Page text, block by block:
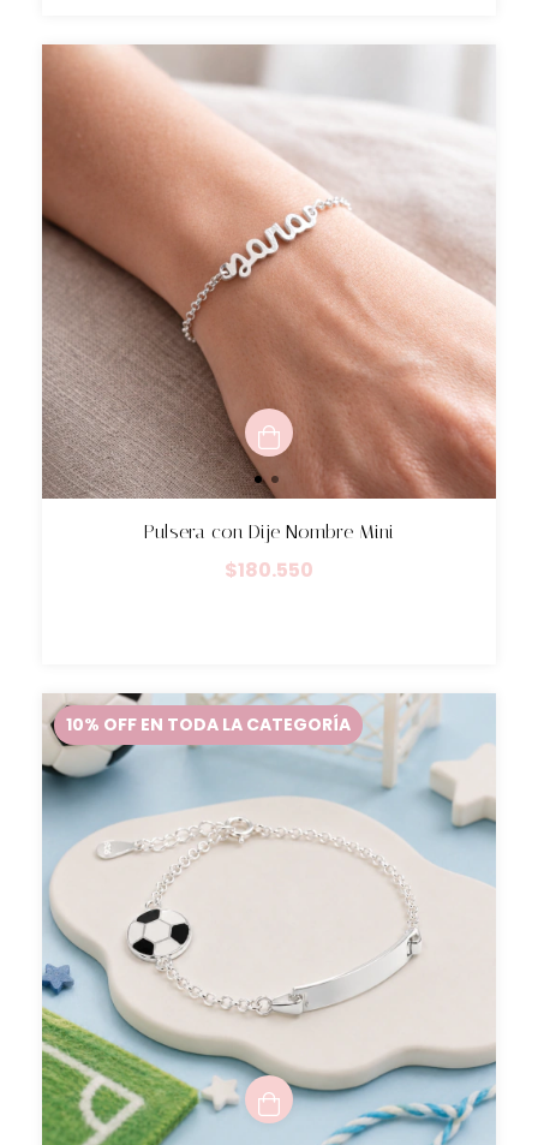
Pulsera con Dije Nombre Mini
$180.550
10% OFF EN TODA LA CATEGORÍA